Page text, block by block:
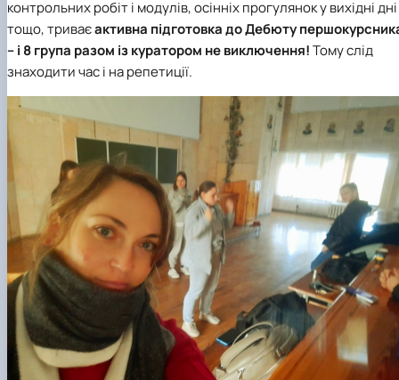
контрольних робіт і модулів, осінніх прогулянок у вихідні дні
тощо, триваєактивна підготовка до Дебюту
– і 8 група разом із куратором не виключення!Тому слід
знаходити час і на репетиції.